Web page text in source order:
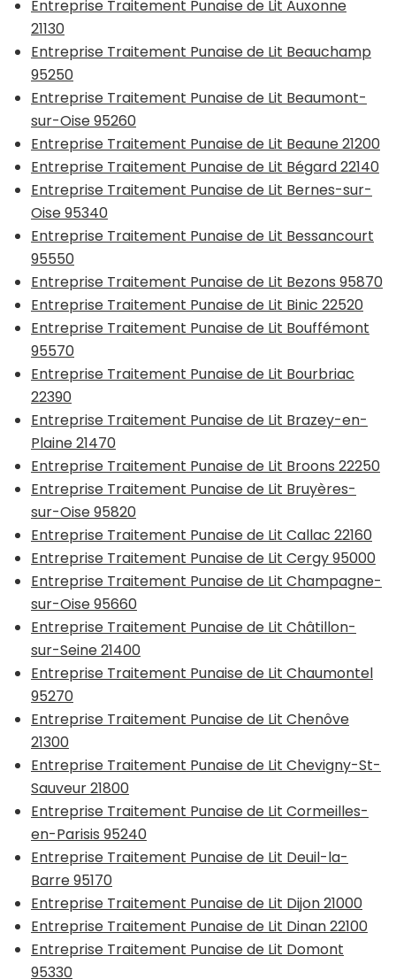
Entreprise Traitement Punaise de Lit Auxonne
21130
Entreprise Traitement Punaise de Lit Beauchamp
95250
Entreprise Traitement Punaise de Lit Beaumont-
sur-Oise 95260
Entreprise Traitement Punaise de Lit Beaune 21200
Entreprise Traitement Punaise de Lit Bégard 22140
Entreprise Traitement Punaise de Lit Bernes-sur-
Oise 95340
Entreprise Traitement Punaise de Lit Bessancourt
95550
Entreprise Traitement Punaise de Lit Bezons 95870
Entreprise Traitement Punaise de Lit Binic 22520
Entreprise Traitement Punaise de Lit Bouffémont
95570
Entreprise Traitement Punaise de Lit Bourbriac
22390
Entreprise Traitement Punaise de Lit Brazey-en-
Plaine 21470
Entreprise Traitement Punaise de Lit Broons 22250
Entreprise Traitement Punaise de Lit Bruyères-
sur-Oise 95820
Entreprise Traitement Punaise de Lit Callac 22160
Entreprise Traitement Punaise de Lit Cergy 95000
Entreprise Traitement Punaise de Lit Champagne-
sur-Oise 95660
Entreprise Traitement Punaise de Lit Châtillon-
sur-Seine 21400
Entreprise Traitement Punaise de Lit Chaumontel
95270
Entreprise Traitement Punaise de Lit Chenôve
21300
Entreprise Traitement Punaise de Lit Chevigny-St-
Sauveur 21800
Entreprise Traitement Punaise de Lit Cormeilles-
en-Parisis 95240
Entreprise Traitement Punaise de Lit Deuil-la-
Barre 95170
Entreprise Traitement Punaise de Lit Dijon 21000
Entreprise Traitement Punaise de Lit Dinan 22100
Entreprise Traitement Punaise de Lit Domont
95330